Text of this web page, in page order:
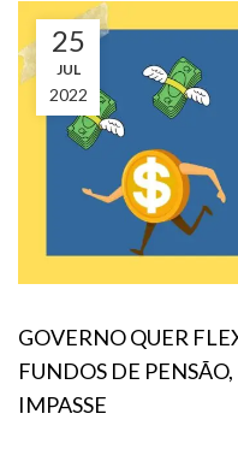
25
JUL
2022
GOVERNO QUER
FUNDOS DE
IMPASSE